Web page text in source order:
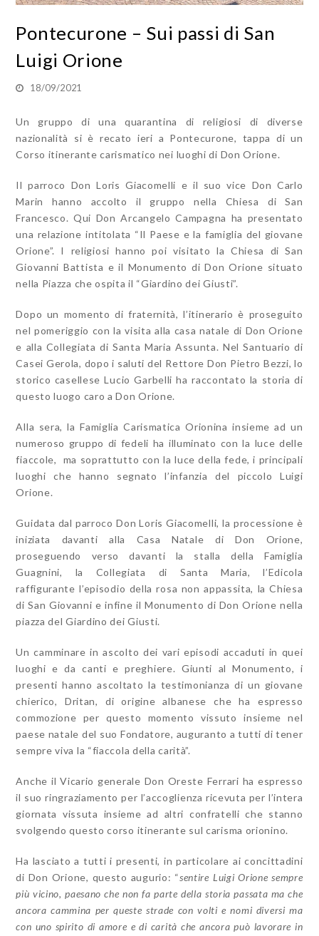
Pontecurone – Sui passi di San
Luigi Orione
18/09/2021
Un gruppo di una quarantina di religiosi di diverse
nazionalità si è recato ieri a Pontecurone, tappa di un
Corso itinerante carismatico nei luoghi di Don Orione.
Il parroco Don Loris Giacomelli e il suo vice Don Carlo
Marin hanno accolto il gruppo nella Chiesa di San
Francesco. Qui Don Arcangelo Campagna ha presentato
una relazione intitolata “Il Paese e la famiglia del giovane
Orione”. I religiosi hanno poi visitato la Chiesa di San
Giovanni Battista e il Monumento di Don Orione situato
nella Piazza che ospita il “Giardino dei Giusti”.
Dopo un momento di fraternità, l’itinerario è proseguito
nel pomeriggio con la visita alla casa natale di Don Orione
e alla Collegiata di Santa Maria Assunta. Nel Santuario di
Casei Gerola, dopo i saluti del Rettore Don Pietro Bezzi, lo
storico casellese Lucio Garbelli ha raccontato la storia di
questo luogo caro a Don Orione.
Alla sera, la Famiglia Carismatica Orionina insieme ad un
numeroso gruppo di fedeli ha illuminato con la luce delle
fiaccole, ma soprattutto con la luce della fede, i principali
luoghi che hanno segnato l’infanzia del piccolo Luigi
Orione.
Guidata dal parroco Don Loris Giacomelli, la processione è
iniziata davanti alla Casa Natale di Don Orione,
proseguendo verso davanti la stalla della Famiglia
Guagnini, la Collegiata di Santa Maria, l’Edicola
raffigurante l’episodio della rosa non appassita, la Chiesa
di San Giovanni e infine il Monumento di Don Orione nella
piazza del Giardino dei Giusti.
Un camminare in ascolto dei vari episodi accaduti in quei
luoghi e da canti e preghiere. Giunti al Monumento, i
presenti hanno ascoltato la testimonianza di un giovane
chierico, Dritan, di origine albanese che ha espresso
commozione per questo momento vissuto insieme nel
paese natale del suo Fondatore, auguranto a tutti di tener
sempre viva la “fiaccola della carità”.
Anche il Vicario generale Don Oreste Ferrari ha espresso
il suo ringraziamento per l’accoglienza ricevuta per l’intera
giornata vissuta insieme ad altri confratelli che stanno
svolgendo questo corso itinerante sul carisma orionino.
Ha lasciato a tutti i presenti, in particolare ai concittadini
di Don Orione, questo augurio: “sentire Luigi Orione sempre
più vicino, paesano che non fa parte della storia passata ma che
ancora cammina per queste strade con volti e nomi diversi ma
con uno spirito di amore e di carità che ancora può lavorare in